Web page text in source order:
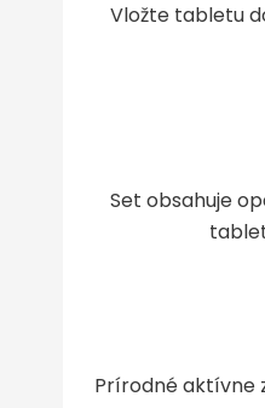
Vložte tabletu
Set obsahuje
Prírodné aktívne